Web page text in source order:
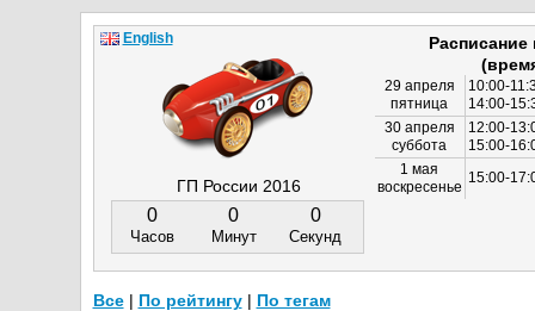
ГП России 2016
0
Часов
0
Минут
0
Секунд
29 апреля
пятница
10:00-
14:00-
30 апреля
суббота
12:00-
15:00-
1 мая
воскресенье
15:00-
English
Все| По рейтингу| По тегам